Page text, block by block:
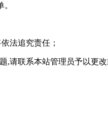
法追究责任；
,请联系本站管理员予以更